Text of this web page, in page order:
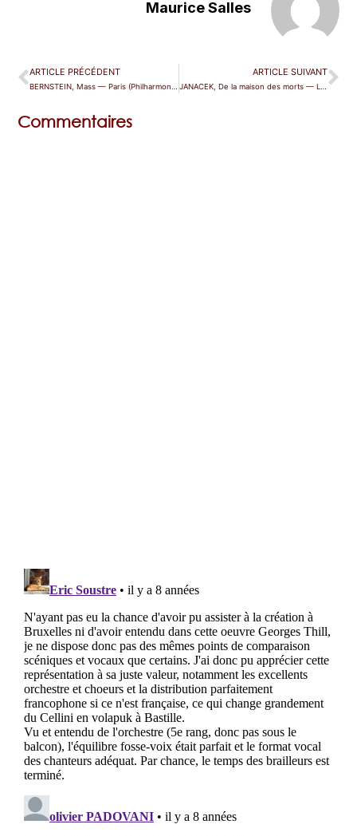
Maurice Salles
ARTICLE PRÉCÉDENT ARTICLE SUIVANT
Commentaires